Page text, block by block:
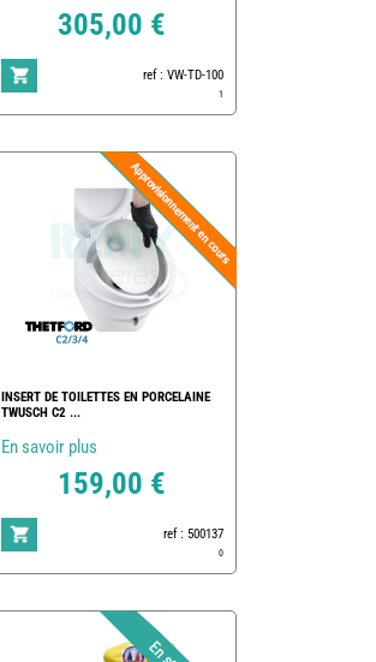
305,00 €
ref : VW-TD-100
1
INSERT DE TOILETTES EN PORCELAINE
TWUSCH C2 ...
En savoir plus
159,00 €
ref : 500137
0